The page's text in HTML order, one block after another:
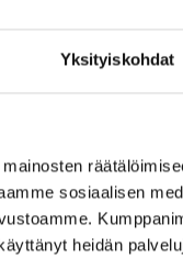
Yksityiskohdat
sosiaalisen
heidän
kehittäminen
Salossa